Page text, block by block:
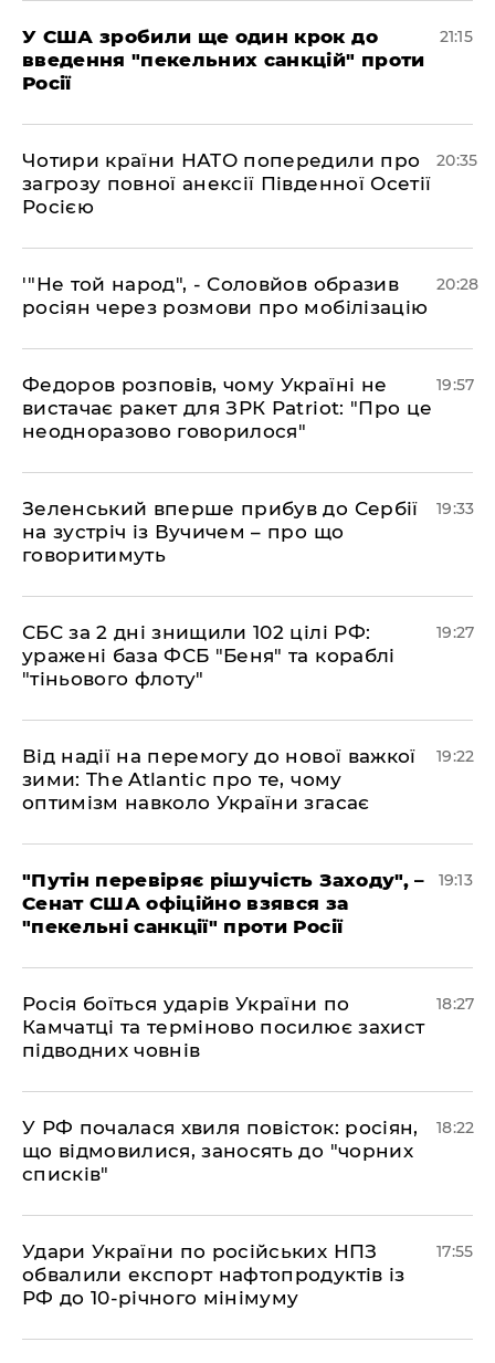
​У США зробили ще один крок до
введення "пекельних санкцій" проти
Росії
21:15
​Чотири країни НАТО попередили про
загрозу повної анексії Південної Осетії
Росією
20:35
​'"Не той народ", - Соловйов образив
росіян через розмови про мобілізацію
20:28
​Федоров розповів, чому Україні не
вистачає ракет для ЗРК Patriot: "Про це
неодноразово говорилося"
19:57
​Зеленський вперше прибув до Сербії
на зустріч із Вучичем – про що
говоритимуть
19:33
​СБС за 2 дні знищили 102 цілі РФ:
уражені база ФСБ "Беня" та кораблі
"тіньового флоту"
19:27
​Від надії на перемогу до нової важкої
зими: The Atlantic про те, чому
оптимізм навколо України згасає
19:22
​"Путін перевіряє рішучість Заходу", –
Сенат США офіційно взявся за
"пекельні санкції" проти Росії
19:13
​Росія боїться ударів України по
Камчатці та терміново посилює захист
підводних човнів
18:27
​У РФ почалася хвиля повісток: росіян,
що відмовилися, заносять до "чорних
списків"
18:22
​Удари України по російських НПЗ
обвалили експорт нафтопродуктів із
РФ до 10-річного мінімуму
17:55